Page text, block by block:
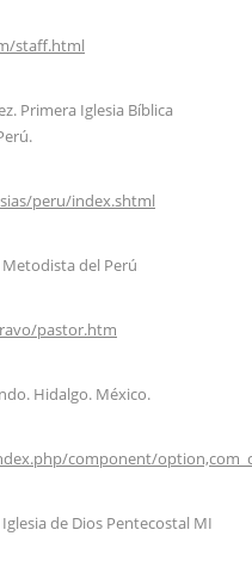
staff.html
Primera Iglesia Bíblica
peru/index.shtml
Metodista del Perú
pastor.htm
Hidalgo. México.
component/
de Dios Pentecostal MI